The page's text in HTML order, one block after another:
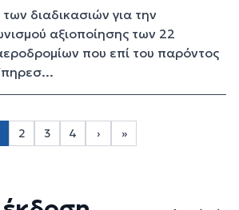
διαδικασιών για την
αξιοποίησης των 22
που επί του παρόντος
Σελιδοποίηση
Page 2
2 Page 3
3 Page 4
4
Next page
›
Last page
»